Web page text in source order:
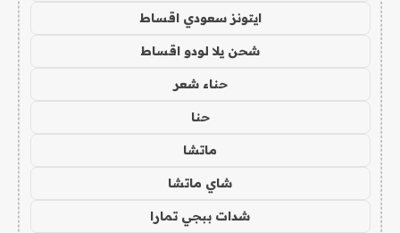
ايتونز سعودي اقساط
شحن يلا لودو اقساط
حناء شعر
حنا
ماتشا
شاي ماتشا
شدات ببجي تمارا